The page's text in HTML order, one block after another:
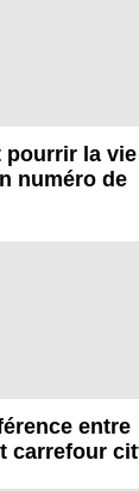
pourrir la
numéro de
entre
carrefour